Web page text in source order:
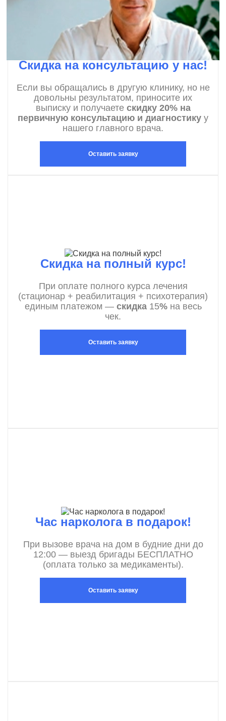
Скидка на консультацию у нас!
Если вы обращались в другую клинику, но не
довольны результатом, приносите их
выписку и получаете скидку 20% на
первичную консультацию и диагностику у
нашего главного врача.
Оставить заявку
Скидка на полный курс!
При оплате полного курса лечения
(стационар + реабилитация + психотерапия)
единым платежом — скидка 15%на весь
чек.
Оставить заявку
Час нарколога в подарок!
При вызове врача на дом в будние дни до
12:00 — выезд бригады БЕСПЛАТНО
(оплата только за медикаменты).
Оставить заявку